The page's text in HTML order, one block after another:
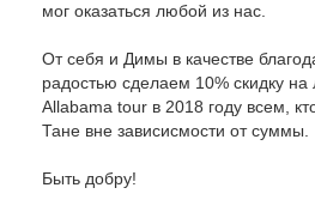
мог оказаться любой из нас.
От себя и Димы в качестве
радостью сделаем 10% скидку на
Allabama tour в 2018 году всем,
Тане вне зависисмости от суммы.
Быть добру!